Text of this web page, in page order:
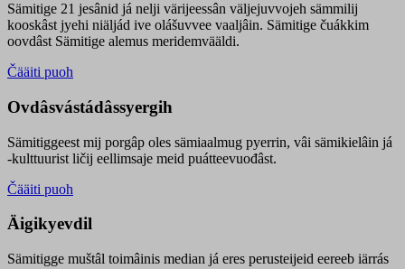
Sämitige 21 jesânid já nelji värijeessân väljejuvvojeh sämmilij
kooskâst jyehi niäljád ive olášuvvee vaaljâin. Sämitige čuákkim
oovdâst Sämitige alemus meridemvääldi.
Čääiti puoh
Ovdâsvástádâssyergih
Sämitiggeest mij porgâp oles sämiaalmug pyerrin, vâi sämikielâin já
-kulttuurist ličij eellimsaje meid puátteevuođâst.
Čääiti puoh
Äigikyevdil
Sämitigge muštâl toimâinis median já eres perusteijeid eereeb iärrás